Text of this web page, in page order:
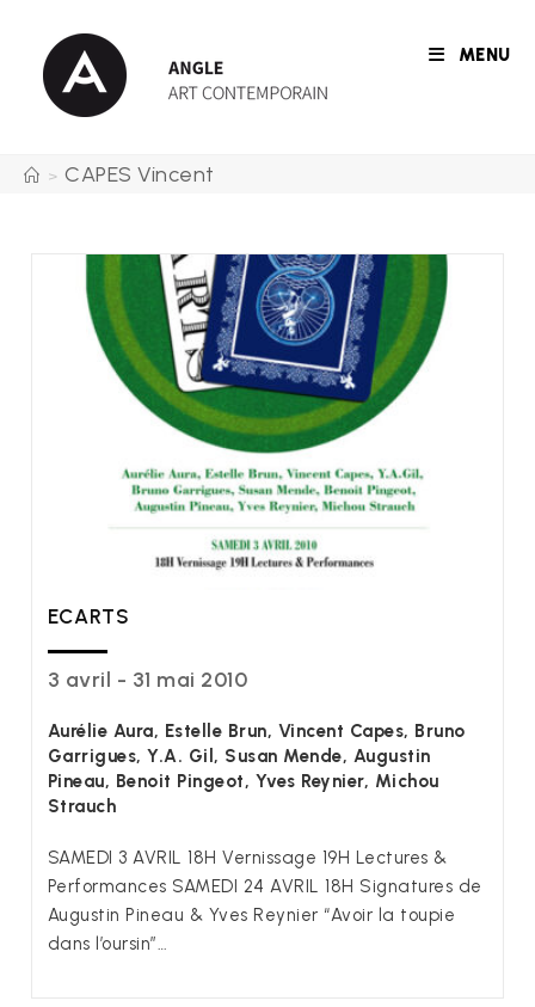
content
MENU
> CAPES Vincent
ECARTS
3 avril - 31 mai 2010
Aurélie Aura, Estelle Brun, Vincent Capes, Bruno
Garrigues, Y.A. Gil, Susan Mende, Augustin
Pineau, Benoit Pingeot, Yves Reynier, Michou
Strauch
SAMEDI 3 AVRIL 18H Vernissage 19H Lectures &
Performances SAMEDI 24 AVRIL 18H Signatures de
Augustin Pineau & Yves Reynier “Avoir la toupie
dans l’oursin”…